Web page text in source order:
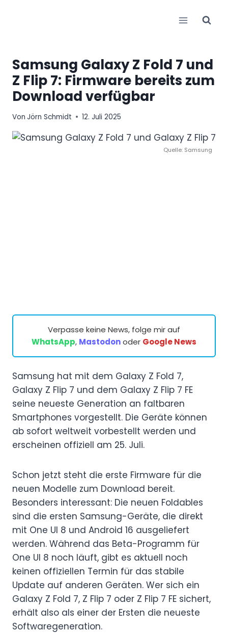
Samsung Galaxy Z Fold 7 und
Z Flip 7: Firmware bereits zum
Download verfügbar
Von Jörn Schmidt 12. Juli 2025
Quelle: Samsung
Verpasse keine News, folge mir auf
WhatsApp, Mastodonoder Google News
Samsung hat mit dem Galaxy Z Fold 7,
Galaxy Z Flip 7 und dem Galaxy Z Flip 7 FE
seine neueste Generation an faltbaren
Smartphones vorgestellt. Die Geräte können
ab sofort weltweit vorbestellt werden und
erscheinen offiziell am 25. Juli.
Schon jetzt steht die erste Firmware für die
neuen Modelle zum Download bereit.
Besonders interessant: Die neuen Foldables
sind die ersten Samsung-Geräte, die direkt
mit One UI 8 und Android 16 ausgeliefert
werden. Während das Beta-Programm für
One UI 8 noch läuft, gibt es aktuell noch
keinen offiziellen Termin für das stabile
Update auf anderen Geräten. Wer sich ein
Galaxy Z Fold 7, Z Flip 7 oder Z Flip 7 FE sichert,
erhält also als einer der Ersten die neueste
Softwaregeneration.